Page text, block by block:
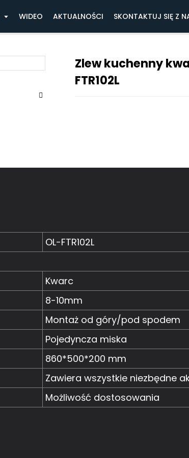
WIDEO AKTUALNOŚCI SKONTAKTUJ SIĘ Z
Zlew kuchenny kwarcowy
Zlew kuchenny
FTR102L
OL-FTR102L
Kwarc
8-10mm
Montaż od góry/pod spodem
Pojedyncza miska
860*500*200 mm
Zawiera wszystkie niezbędne
Możliwość dostosowania